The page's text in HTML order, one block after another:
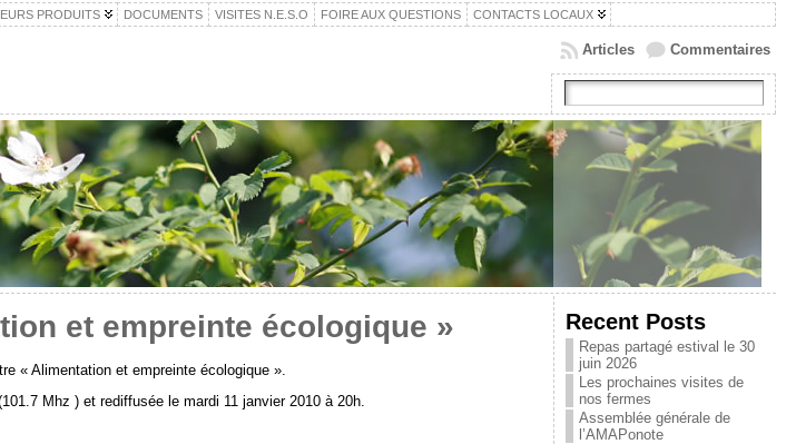
PRODUITS DOCUMENTS VISITES N.E.S.O FOIRE AUX QUESTIONS CONTACTS LOCAUX
Commentaires
Articles
et empreinte écologique »
« Alimentation et empreinte écologique ».
Mhz ) et rediffusée le mardi 11 janvier 2010 à 20h.
Recent Posts
Repas partagé estival le 30
juin 2026
Les prochaines visites de
nos fermes
Assemblée générale de
l’AMAPonote